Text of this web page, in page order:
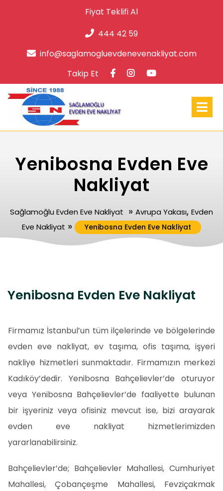
Fiyat Teklifi Al
444 42 59
info@saglamogluevdenevenakliyat.com
Takip Et
Facebook
Instagram
Yenibosna Evden Eve
Nakliyat
Sağlamoğlu Evden Eve Nakliyat » Avrupa Yakası, Evden
Eve Nakliyat » Yenibosna Evden Eve Nakliyat
Yenibosna Evden Eve Nakliyat
Firmamız İstanbul’un tüm ilçelerinde ve bölgelerinde
evden eve nakliyat, ev taşıma, ofis taşıma, işyeri
nakliye hizmetleri sunmaktadır. Firmamızın merkezi
Kadıköy’dedir. Yenibosna Bahçelievler’de oturuyor
veya Yenibosna Bahçelievler’de faaliyette bulunan
bir işyeriniz veya ofisiniz mevcut ise, bizi arayarak
evden eve nakliyat hizmetlerimizden
yararlanabilirsiniz.
Bahçelievler’de; Bahçelievler Mahallesi, Cumhuriyet
Mahallesi, Çobançeşme Mahallesi, Fevziçakmak